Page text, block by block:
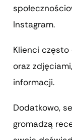
Instagram.
Klienci
oraz
informacji.
Dodatkowo,
gromadzą